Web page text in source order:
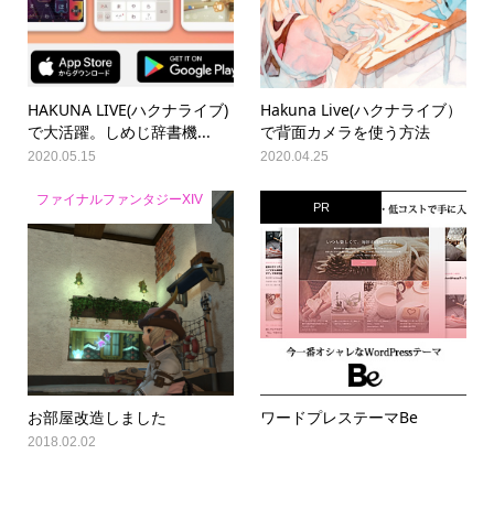
HAKUNA LIVE(ハクナライブ)
で大活躍。しめじ辞書機...
2020.05.15
Hakuna Live(ハクナライブ）
で背面カメラを使う方法
2020.04.25
ファイナルファンタジーXIV
お部屋改造しました
2018.02.02
PR
ワードプレステーマBe